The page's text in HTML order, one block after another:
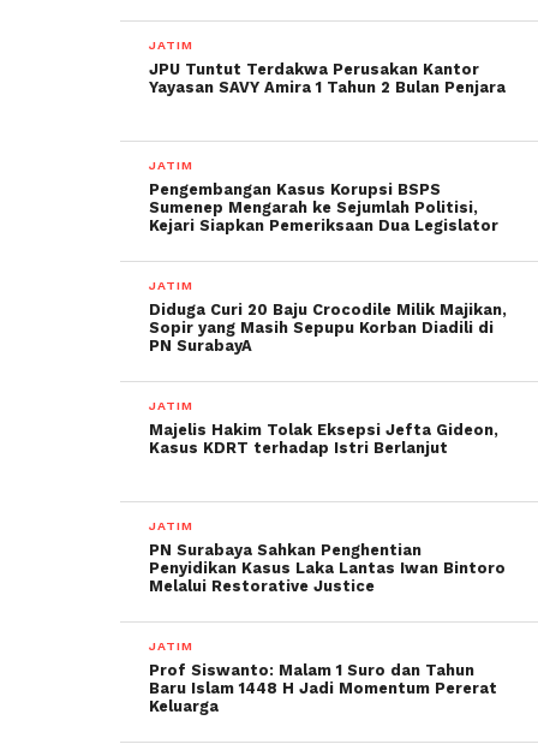
JATIM
JPU Tuntut Terdakwa Perusakan Kantor
Yayasan SAVY Amira 1 Tahun 2 Bulan Penjara
JATIM
Pengembangan Kasus Korupsi BSPS
Sumenep Mengarah ke Sejumlah Politisi,
Kejari Siapkan Pemeriksaan Dua Legislator
JATIM
Diduga Curi 20 Baju Crocodile Milik Majikan,
Sopir yang Masih Sepupu Korban Diadili di
PN SurabayA
JATIM
Majelis Hakim Tolak Eksepsi Jefta Gideon,
Kasus KDRT terhadap Istri Berlanjut
JATIM
PN Surabaya Sahkan Penghentian
Penyidikan Kasus Laka Lantas Iwan Bintoro
Melalui Restorative Justice
JATIM
Prof Siswanto: Malam 1 Suro dan Tahun
Baru Islam 1448 H Jadi Momentum Pererat
Keluarga